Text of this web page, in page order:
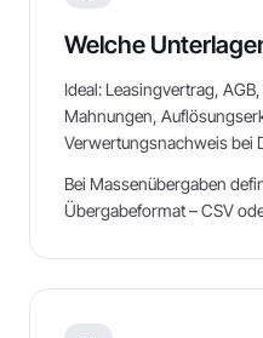
Welche
Ideal: Leasingvertrag,
Mahnungen,
Verwertungsnachweis bei
Bei Massenübergaben
Übergabeformat – CSV